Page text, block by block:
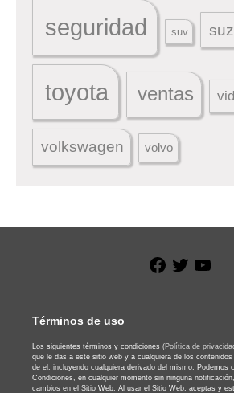
seguridad suv
toyota ventas
volkswagen volvo
Facebook
Twitter
Términos de uso
Los siguientes términos y condiciones (Política de
que le das a este sitio web y a cualquiera de los
de el, incluyendo cualquiera derivado del mismo. Podemos
Condiciones, en cualquier momento sin ninguna
cambios en el Sitio Web. Al usar el Sitio Web, aceptas y